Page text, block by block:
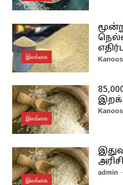
இலங்கை
இலங்கை
இலங்கை
admin